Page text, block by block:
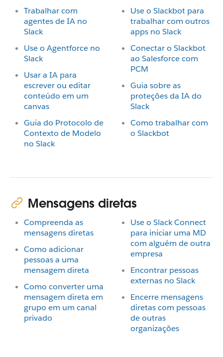
Trabalhar com
agentes de IA no
Slack
Use o Agentforce no
Slack
Usar a IA para
escrever ou editar
conteúdo em um
canvas
Guia do Protocolo de
Contexto de Modelo
no Slack
Use o Slackbot para
trabalhar com outros
apps no Slack
Conectar o Slackbot
ao Salesforce com
PCM
Guia sobre as
proteções da IA do
Slack
Como trabalhar com
o Slackbot
Mensagens diretas
Compreenda as
mensagens diretas
Como adicionar
pessoas a uma
mensagem direta
Como converter uma
mensagem direta em
grupo em um canal
privado
Use o Slack Connect
para iniciar uma MD
com alguém de outra
empresa
Encontrar pessoas
externas no Slack
Encerre mensagens
diretas com pessoas
de outras
organizações